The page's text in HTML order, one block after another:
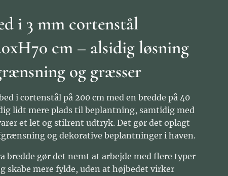
i 3 mm cortenstål
cm – alsidig løsning
og græsser
i cortenstål på 200 cm med en bredde på 40
lidt mere plads til beplantning, samtidig med
et let og stilrent udtryk. Det gør det oplagt
og dekorative beplantninger i haven.
bredde gør det nemt at arbejde med flere typer
skabe mere fylde, uden at højbedet virker